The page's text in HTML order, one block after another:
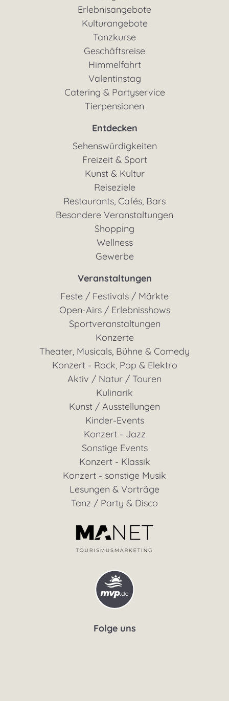
Erlebnisangebote
Kulturangebote
Tanzkurse
Geschäftsreise
Himmelfahrt
Valentinstag
Catering & Partyservice
Tierpensionen
Entdecken
Sehenswürdigkeiten
Freizeit & Sport
Kunst & Kultur
Reiseziele
Restaurants, Cafés, Bars
Besondere Veranstaltungen
Shopping
Wellness
Gewerbe
Veranstaltungen
Feste / Festivals / Märkte
Open-Airs / Erlebnisshows
Sportveranstaltungen
Konzerte
Theater, Musicals, Bühne & Comedy
Konzert - Rock, Pop & Elektro
Aktiv / Natur / Touren
Kulinarik
Kunst / Ausstellungen
Kinder-Events
Konzert - Jazz
Sonstige Events
Konzert - Klassik
Konzert - sonstige Musik
Lesungen & Vorträge
Tanz / Party & Disco
Folge uns